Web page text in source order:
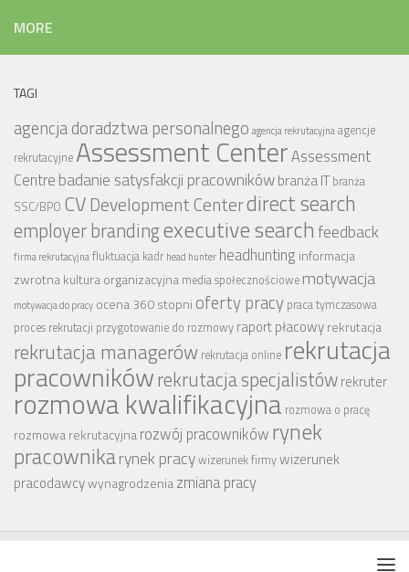
MORE
TAGI
agencja doradztwa personalnego agencja rekrutacyjnaagencje
rekrutacyjne Assessment CenterAssessment
Centre badanie satysfakcji pracownikówbranża IT branża
SSC/BPO CV Development Centerdirect search
employer brandingexecutive searchfeedback
firma rekrutacyjnafluktuacja kadr head hunter headhunting informacja
zwrotnakultura organizacyjna media społecznościowe motywacja
motywacja do pracy ocena 360 stopni oferty pracy praca tymczasowa
proces rekrutacji przygotowanie do rozmowy raport płacowyrekrutacja
rekrutacja managerów rekrutacja online rekrutacja
pracownikówrekrutacja specjalistówrekruter
rozmowa kwalifikacyjna rozmowa o pracę
rozmowa rekrutacyjnarozwój pracowników rynek
pracownikarynek pracywizerunek firmywizerunek
pracodawcywynagrodzeniazmiana pracy